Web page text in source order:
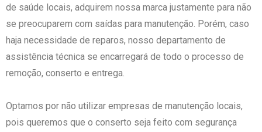
de saúde locais, adquirem nossa marca justamente para não
se preocuparem com saídas para manutenção. Porém, caso
haja necessidade de reparos, nosso departamento de
assistência técnica se encarregará de todo o processo de
remoção, conserto e entrega.
Optamos por não utilizar empresas de manutenção locais,
pois queremos que o conserto seja feito com segurança